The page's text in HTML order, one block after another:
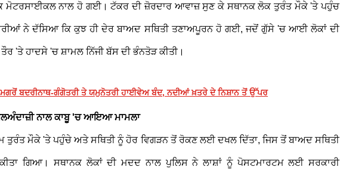
ਨਾਲ ਹੋ ਗਈ। ਟੱਕਰ ਦੀ ਜ਼ੋਰਦਾਰ ਆਵਾਜ਼ ਸੁਣ ਕੇ ਸਥਾਨਕ ਲੋਕ ਤੁਰੰਤ ਮੌਕੇ 'ਤੇ ਪਹੁੰਚ
ਨੇ ਦੱਸਿਆ ਕਿ ਕੁਝ ਹੀ ਦੇਰ ਬਾਅਦ ਸਥਿਤੀ ਤਣਾਅਪੂਰਨ ਹੋ ਗਈ, ਜਦੋਂ ਗੁੱਸੇ 'ਚ ਆਈ ਲੋਕਾਂ ਦੀ
'ਤੇ ਹਾਦਸੇ 'ਚ ਸ਼ਾਮਲ ਨਿੱਜੀ ਬੱਸ ਦੀ ਭੰਨਤੋੜ ਕੀਤੀ।
ਬਦਰੀਨਾਥ-ਗੰਗੋਤਰੀ ਤੇ ਯਮੁਨੋਤਰੀ ਹਾਈਵੇਅ ਬੰਦ, ਨਦੀਆਂ ਖ਼ਤਰੇ ਦੇ ਨਿਸ਼ਾਨ ਤੋਂ ਉੱਪਰ
ਨਾਲ ਕਾਬੂ 'ਚ ਆਇਆ ਮਾਮਲਾ
ਤੁਰੰਤ ਮੌਕੇ 'ਤੇ ਪਹੁੰਚੇ ਅਤੇ ਸਥਿਤੀ ਨੂੰ ਹੋਰ ਵਿਗੜਨ ਤੋਂ ਰੋਕਣ ਲਈ ਦਖਲ ਦਿੱਤਾ, ਜਿਸ ਤੋਂ ਬਾਅਦ ਸਥਿਤੀ
ਗਿਆ। ਸਥਾਨਕ ਲੋਕਾਂ ਦੀ ਮਦਦ ਨਾਲ ਪੁਲਿਸ ਨੇ ਲਾਸ਼ਾਂ ਨੂੰ ਪੋਸਟਮਾਰਟਮ ਲਈ ਸਰਕਾਰੀ